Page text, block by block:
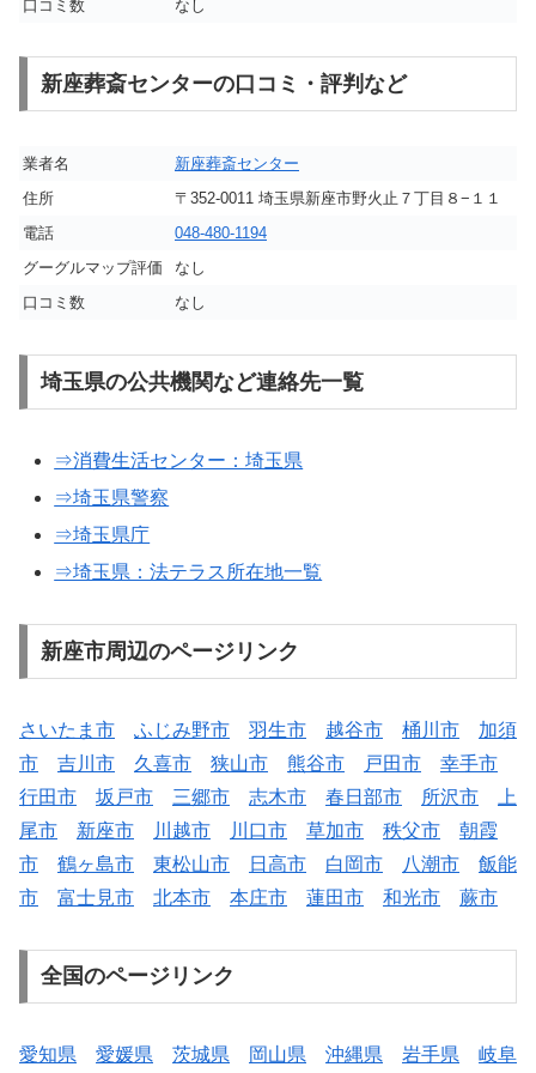
口コミ数 なし
新座葬斎センターの口コミ・評判など
業者名
新座葬斎センター
住所
〒352-0011 埼玉県新座市野火止７丁目８−１１
電話
048-480-1194
グーグルマップ評価
なし
口コミ数
なし
埼玉県の公共機関など連絡先一覧
⇒消費生活センター：埼玉県
⇒埼玉県警察
⇒埼玉県庁
⇒埼玉県：法テラス所在地一覧
新座市周辺のページリンク
さいたま市 ふじみ野市 羽生市 越谷市 桶川市
加須
市
吉川市 久喜市 狭山市 熊谷市 戸田市
幸手市
行田市
坂戸市 三郷市 志木市 春日部市 所沢市
上
尾市
新座市 川越市 川口市 草加市 秩父市
朝霞
市
鶴ヶ島市 東松山市 日高市 白岡市 八潮市
飯能
市
富士見市 北本市 本庄市 蓮田市 和光市 蕨市
全国のページリンク
愛知県 愛媛県 茨城県 岡山県 沖縄県 岩手県
岐阜